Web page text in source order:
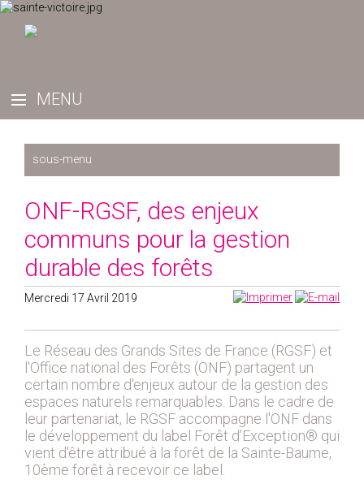
2025
2024
2023
2022
2021
2018
2017
2016
2015
2014
ONF-RGSF, des enjeux
communs pour la gestion
durable des forêts
Mercredi 17 Avril 2019
Le Réseau des Grands Sites de France (RGSF) et
l'Office national des Forêts (ONF) partagent un
certain nombre d'enjeux autour de la gestion des
espaces naturels remarquables. Dans le cadre de
leur partenariat, le RGSF accompagne l'ONF dans
le développement du label Forêt d’Exception® qui
vient d'être attribué à la forêt de la Sainte-Baume,
10ème forêt à recevoir ce label.